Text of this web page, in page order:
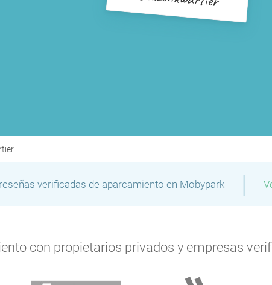
verificadas de aparcamiento en Mobypark |
con propietarios privados y empresas